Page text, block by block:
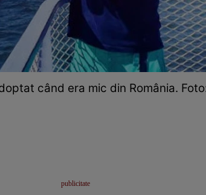
când era mic din România.